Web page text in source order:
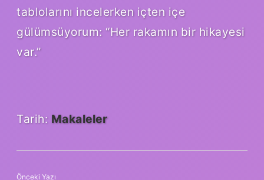
tablolarını incelerken içten içe
gülümsüyorum: “Her rakamın bir hikayesi
var.”
Tarih: Makaleler
Önceki Yazı